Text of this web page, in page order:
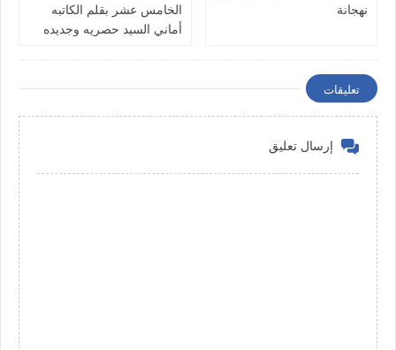
نهجانة
الخامس عشر بقلم الكاتبه
أماني السيد حصريه وجديده
تعليقات
إرسال تعليق